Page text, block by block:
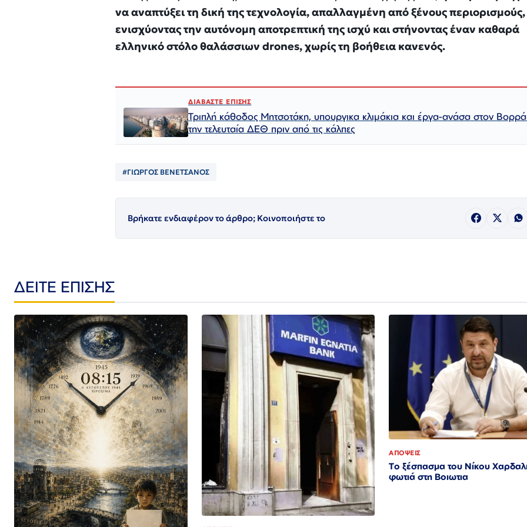
να αναπτύξει τη δική της τεχνολογία, απαλλαγμένη από ξένους περιορισμούς,
ενισχύοντας την αυτόνομη αποτρεπτική της ισχύ και στήνοντας έναν καθαρά
ελληνικό στόλο θαλάσσιων drones, χωρίς τη βοήθεια κανενός.
ΔΙΑΒΑΣΤΕ ΕΠΙΣΗΣ
Τριπλή κάθοδος Μητσοτάκη, υπουργικα κλιμάκια και έργα-ανάσα στον Βορρά
την τελευταία ΔΕΘ πριν από τις κάλπες
#ΓΙΩΡΓΟΣ ΒΕΝΕΤΣΑΝΟΣ
Βρήκατε ενδιαφέρον το άρθρο; Κοινοποιήστε το
ΔΕΙΤΕ ΕΠΙΣΗΣ
ΑΠΟΨΕΙΣ
Το ξέσπασμα του Νίκου
φωτιά στη Βοιωτια